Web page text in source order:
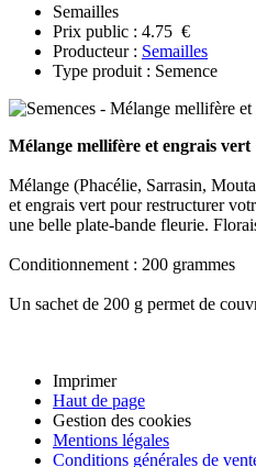
Semailles
Prix public : 4.75 €
Producteur : Semailles
Type produit : Semence
Mélange mellifère et engrais vert
Mélange (Phacélie, Sarrasin,
et engrais vert pour restructurer
une belle plate-bande fleurie.
Conditionnement : 200 grammes
Un sachet de 200 g permet de
Imprimer
Haut de page
Gestion des cookies
Mentions légales
Conditions générales de